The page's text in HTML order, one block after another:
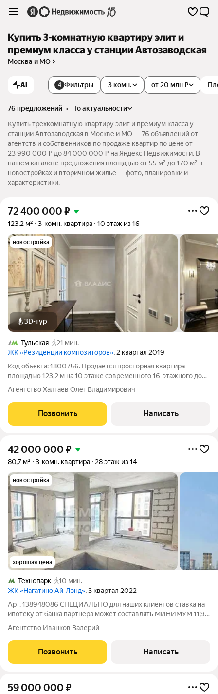
Купить 3-комнатную квартиру элит и
премиум класса у станции Автозаводская
Москва и МО
AI 4 Фильтры 3 комн. от 20 млн ₽
76 предложений •
по актуальности
Купить трехкомнатную квартиру элит и премиум класса у
станции Автозаводская в Москве и МО — 76 объявлений от
агентств и собственников по продаже квартир по цене от
23 990 000 ₽ до 84 000 000 ₽ на Яндекс Недвижимости. В
нашем каталоге предложения площадью от 55 м² до 170 м² в
новостройках и вторичном жилье — фото, планировки и
характеристики.
72 400 000 ₽
123,2 м² 3-комн. квартира 10 этаж из 16
новостройка
3D-тур
Тульская
21 мин.
ЖК «Резиденции композиторов», 2 квартал 2019
Код объекта: 1800756. Продается просторная квартира
площадью 123,2 м на 10 этаже современного 16-этажного дома
бизнес-класса 2019 года постройки. Высокие потолки (3 м) и
большие окна создают ощущение простора и наполненности
светом. Функциональная
Агентство Халгаев Олег Владимирович
Позвонить Написать
42 000 000 ₽
80,7 м² 3-комн. квартира 28 этаж из 14
новостройка
хорошая цена
Технопарк
10 мин.
ЖК «Нагатино Ай-Лэнд», 3 квартал 2022
Арт. 138948086 СПЕЦИАЛЬНО для наших клиентов ставка на
ипотеку от банка партнера может составлять МИНИМУМ 11,9
%! В Жилом Комплексе «Нагатино Ай-Лэнд» дом бизнес класса
продаётся евро 4-к квартира ! О Квартире: -общей площадью
80,7 кв.м., -на 28-м
Агентство Иванков Валерий
Позвонить Написать
59 000 000 ₽